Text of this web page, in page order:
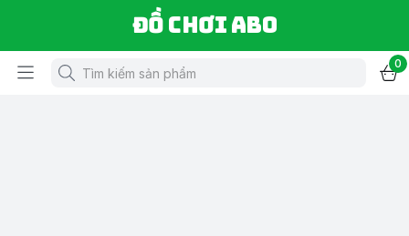
Đồ chơi ABO
0